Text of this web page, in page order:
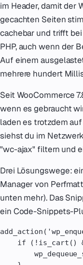
im Header, damit der
gecachten Seiten
cachebar und trifft
PHP, auch wenn der
Auf einem
mehrere hundert
Seit WooCommerce
wenn es gebraucht
laden es trotzdem
siehst du im
"wc-ajax" filtern und
Drei Lösungswege:
Manager von
unten mehr). Das
ein Code-Snippets-
if (!is_cart()